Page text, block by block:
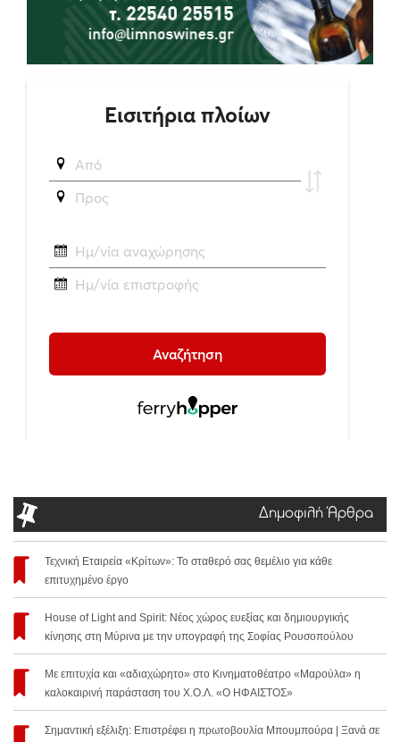
Δημοφιλή Άρθρα
Τεχνική Εταιρεία «Κρίτων»: Το σταθερό σας θεμέλιο για κάθε
επιτυχημένο έργο
House of Light and Spirit: Νέος χώρος ευεξίας και δημιουργικής
κίνησης στη Μύρινα με την υπογραφή της Σοφίας Ρουσοπούλου
Με επιτυχία και «αδιαχώρητο» στο Κινηματοθέατρο «Μαρούλα» η
καλοκαιρινή παράσταση του Χ.Ο.Λ. «Ο ΗΦΑΙΣΤΟΣ»
Σημαντική εξέλιξη: Επιστρέφει η πρωτοβουλία Μπουμπούρα | Ξανά σε